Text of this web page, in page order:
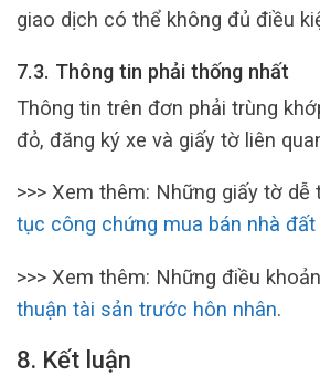
giao dịch có thể không đủ điều
7.3. Thông tin phải thống nhất
Thông tin trên đơn phải trùng
đỏ, đăng ký xe và giấy tờ liên
>>> Xem thêm: Những giấy tờ dễ
tục công chứng mua bán nhà đất
>>> Xem thêm: Những điều
thuận tài sản trước hôn nhân.
8. Kết luận